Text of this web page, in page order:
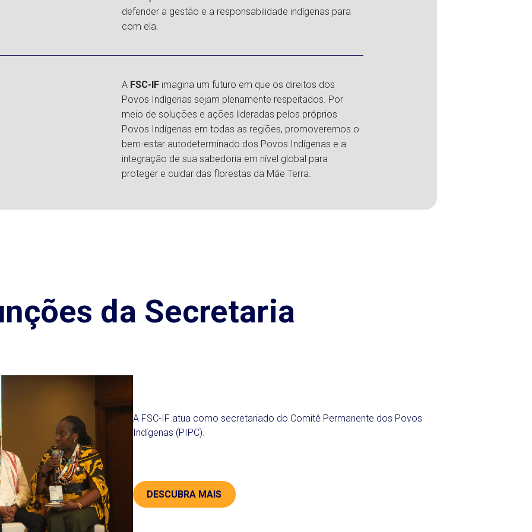
defender a gestão e a responsabilidade indígenas para
com ela.
A FSC-IF imagina um futuro em que os direitos dos
Povos Indígenas sejam plenamente respeitados. Por
meio de soluções e ações lideradas pelos próprios
Povos Indígenas em todas as regiões, promoveremos o
bem-estar autodeterminado dos Povos Indígenas e a
integração de sua sabedoria em nível global para
proteger e cuidar das florestas da Mãe Terra.
da Secretaria
A FSC-IF atua como secretariado do Comitê Permanente dos Povos
Indígenas (PIPC).
DESCUBRA MAIS